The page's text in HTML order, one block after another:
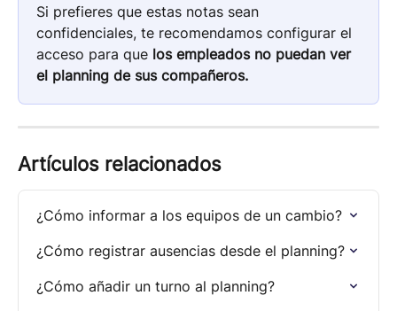
Si prefieres que estas notas sean
confidenciales, te recomendamos configurar el
acceso para que los empleados no puedan ver
el planning de sus compañeros.
Artículos relacionados
¿Cómo informar a los equipos de un cambio?
¿Cómo registrar ausencias desde el planning?
¿Cómo añadir un turno al planning?